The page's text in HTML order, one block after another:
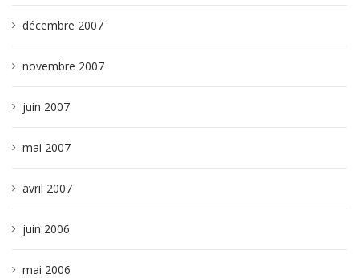
décembre 2007
novembre 2007
juin 2007
mai 2007
avril 2007
juin 2006
mai 2006